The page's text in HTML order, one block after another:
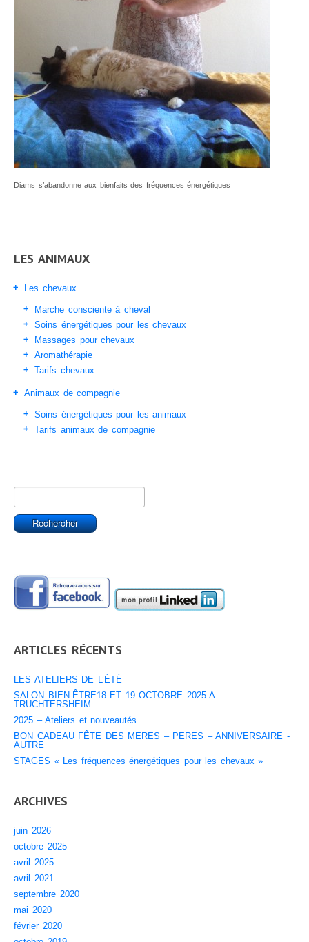
Atelier manger en pleine conscience
Atelier de Méditation
STAGES
PLANNING
Planning Stages « Devenez magnétiseur et énergéticien »
Planning Ateliers
SPORT
LES ANIMAUX
Les chevaux
Tarifs chevaux
Animaux de compagnie
Soins énergétiques pour les animaux
Tarifs animaux de compagnie
TEMOIGNAGES
Témoignages – La Personne
Témoignages – Chats – Chiens
Laissez votre témoignage
CONTACT
Sites amis
Plan du site
Diams s’abandonne aux bienfaits des fréquences énergétiques
LES ANIMAUX
Les chevaux
Marche consciente à cheval
Soins énergétiques pour les chevaux
Massages pour chevaux
Aromathérapie
Tarifs chevaux
Animaux de compagnie
Soins énergétiques pour les animaux
Tarifs animaux de compagnie
ARTICLES RÉCENTS
LES ATELIERS DE L’ÉTÉ
SALON BIEN-ÊTRE18 ET 19 OCTOBRE 2025 A
TRUCHTERSHEIM
2025 – Ateliers et nouveautés
BON CADEAU FÊTE DES MERES – PERES – ANNIVERSAIRE -
AUTRE
STAGES « Les fréquences énergétiques pour les chevaux »
ARCHIVES
juin 2026
octobre 2025
avril 2025
avril 2021
septembre 2020
mai 2020
février 2020